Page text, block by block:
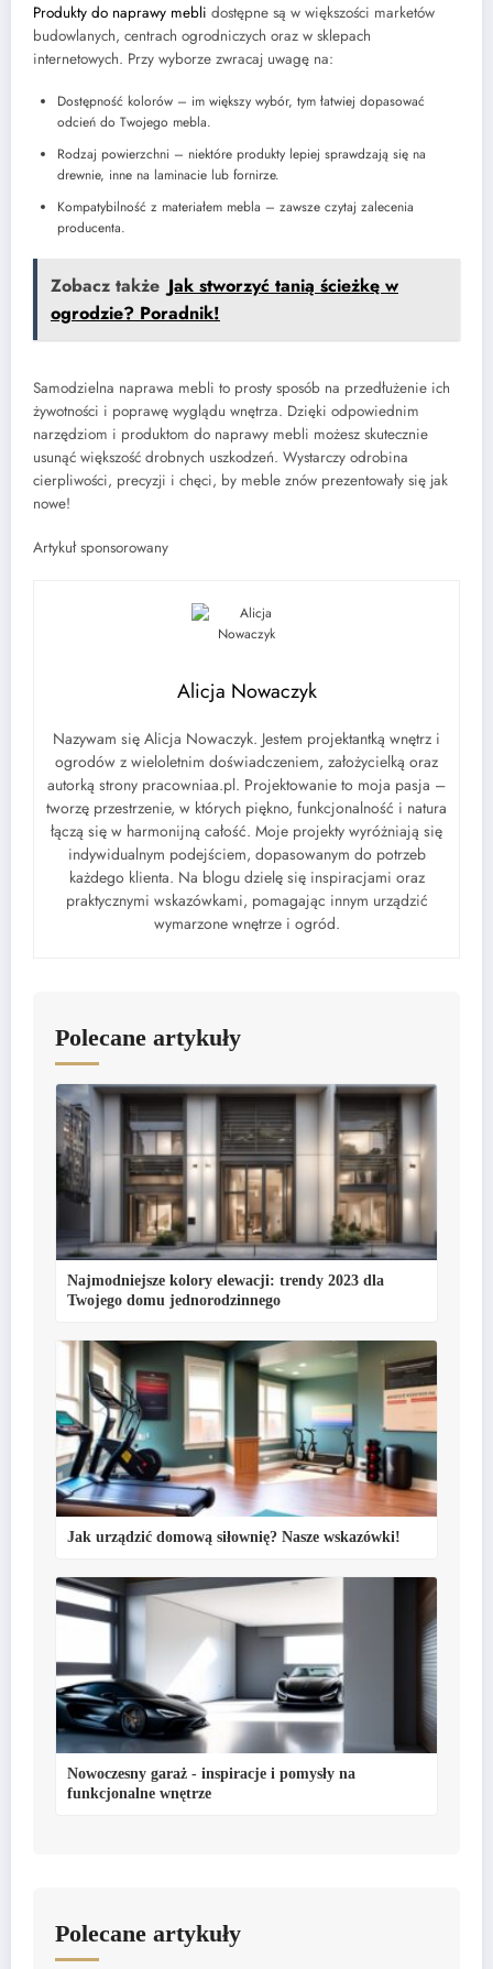
Produkty do naprawy mebli dostępne są w większości marketów
budowlanych, centrach ogrodniczych oraz w sklepach
internetowych. Przy wyborze zwracaj uwagę na:
Dostępność kolorów – im większy wybór, tym łatwiej dopasować
odcień do Twojego mebla.
Rodzaj powierzchni – niektóre produkty lepiej sprawdzają się na
drewnie, inne na laminacie lub fornirze.
Kompatybilność z materiałem mebla – zawsze czytaj zalecenia
producenta.
Zobacz także Jak stworzyć tanią ścieżkę w
ogrodzie? Poradnik!
Samodzielna naprawa mebli to prosty sposób na przedłużenie ich
żywotności i poprawę wyglądu wnętrza. Dzięki odpowiednim
narzędziom i produktom do naprawy mebli możesz skutecznie
usunąć większość drobnych uszkodzeń. Wystarczy odrobina
cierpliwości, precyzji i chęci, by meble znów prezentowały się jak
nowe!
Artykuł sponsorowany
Alicja Nowaczyk
Nazywam się Alicja Nowaczyk. Jestem projektantką wnętrz i
ogrodów z wieloletnim doświadczeniem, założycielką oraz
autorką strony pracowniaa.pl. Projektowanie to moja pasja –
tworzę przestrzenie, w których piękno, funkcjonalność i natura
łączą się w harmonijną całość. Moje projekty wyróżniają się
indywidualnym podejściem, dopasowanym do potrzeb
każdego klienta. Na blogu dzielę się inspiracjami oraz
praktycznymi wskazówkami, pomagając innym urządzić
wymarzone wnętrze i ogród.
Polecane artykuły
Najmodniejsze kolory elewacji: trendy 2023 dla
Twojego domu jednorodzinnego
Jak urządzić domową siłownię? Nasze wskazówki!
Nowoczesny garaż - inspiracje i pomysły na
funkcjonalne wnętrze
Polecane artykuły